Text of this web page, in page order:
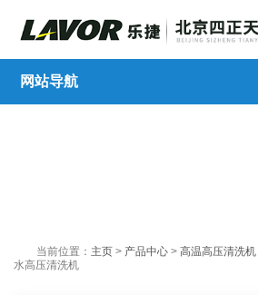
网站导航
当前位置： 主页 > 产品中心 >高温高压清洗机
水高压清洗机